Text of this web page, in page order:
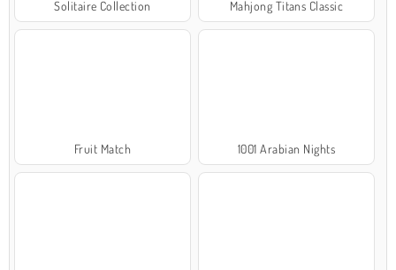
Solitaire Collection Mahjong Titans Classic
Fruit Match 1001 Arabian Nights